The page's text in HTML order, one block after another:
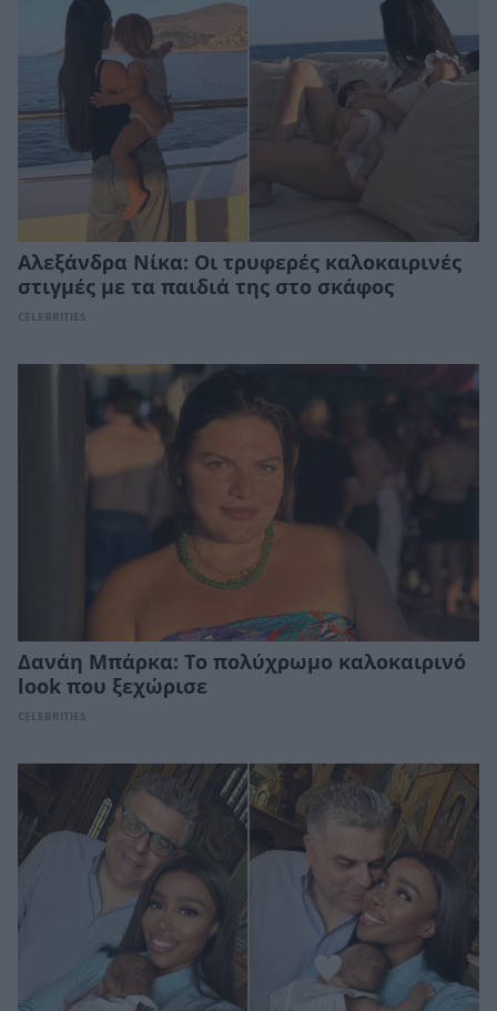
Αλεξάνδρα Νίκα: Οι τρυφερές καλοκαιρινές
στιγμές με τα παιδιά της στο σκάφος
CELEBRITIES
Δανάη Μπάρκα: Το πολύχρωμο καλοκαιρινό
look που ξεχώρισε
CELEBRITIES